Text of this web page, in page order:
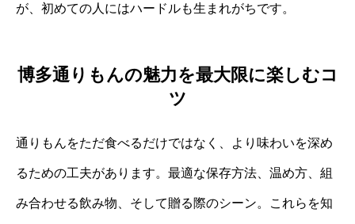
が、初めての人にはハードルも生まれがちです。
博多通りもんの魅力を最大限に楽しむコ
ツ
通りもんをただ食べるだけではなく、より味わいを深め
るための工夫があります。最適な保存方法、温め方、組
み合わせる飲み物、そして贈る際のシーン。これらを知